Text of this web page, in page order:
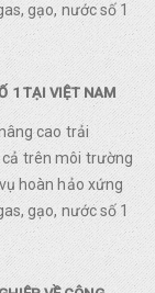
gạo, nước số 1
1 TẠI VIỆT NAM
cao trải
trên môi trường
hoàn hảo xứng
gạo, nước số 1